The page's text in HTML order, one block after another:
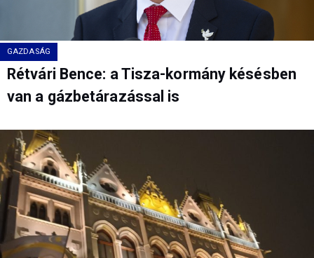
GAZDASÁG
Rétvári Bence: a Tisza-kormány késésben
van a gázbetárazással is